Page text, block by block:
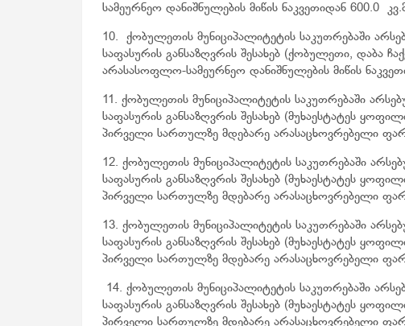
სამეურნეო დანიშნულების მიწის ნაკვეთიდან 600.0
10. ქობულეთის მუნიციპალიტეტის საკუთრებაში
საფასურის განსაზღვრის შესახებ (ქობულეთი, დაბა
არასასოფლო-სამეურნეო დანიშნულების მიწის
11. ქობულეთის მუნიციპალიტეტის საკუთრებაში
საფასურის განსაზღვრის შესახებ (მუხაესტატეს
პირველი სართულზე მდებარე არასაცხოვრებელი
12. ქობულეთის მუნიციპალიტეტის საკუთრებაში
საფასურის განსაზღვრის შესახებ (მუხაესტატეს
პირველი სართულზე მდებარე არასაცხოვრებელი
13. ქობულეთის მუნიციპალიტეტის საკუთრებაში
საფასურის განსაზღვრის შესახებ (მუხაესტატეს
პირველი სართულზე მდებარე არასაცხოვრებელი
14. ქობულეთის მუნიციპალიტეტის საკუთრებაში
საფასურის განსაზღვრის შესახებ (მუხაესტატეს
პირველი სართულზე მდებარე არასაცხოვრებელი